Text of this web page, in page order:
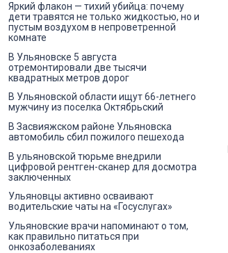
Яркий флакон — тихий убийца: почему
дети травятся не только жидкостью, но и
пустым воздухом в непроветренной
комнате
В Ульяновске 5 августа
отремонтировали две тысячи
квадратных метров дорог
В Ульяновской области ищут 66-летнего
мужчину из поселка Октябрьский
В Засвияжском районе Ульяновска
автомобиль сбил пожилого пешехода
В ульяновской тюрьме внедрили
цифровой рентген-сканер для досмотра
заключенных
Ульяновцы активно осваивают
водительские чаты на «Госуслугах»
Ульяновские врачи напоминают о том,
как правильно питаться при
онкозаболеваниях